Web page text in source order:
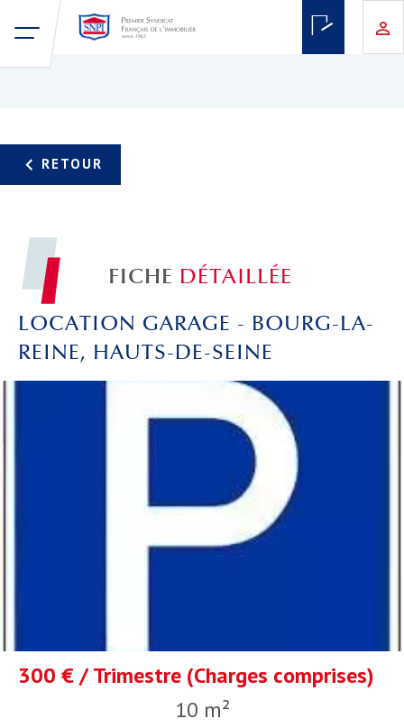
FICHE DÉTAILLÉE
LOCATION GARAGE - BOURG-LA-
REINE, HAUTS-DE-SEINE
10 m²
300 € / Trimestre (Charges comprises)